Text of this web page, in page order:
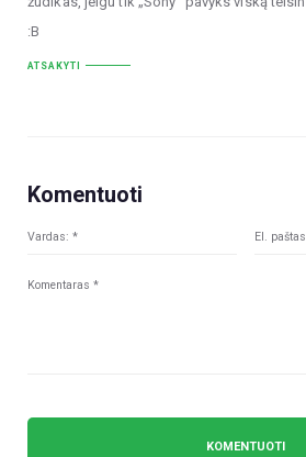
:B
ATSAKYTI
Komentuoti